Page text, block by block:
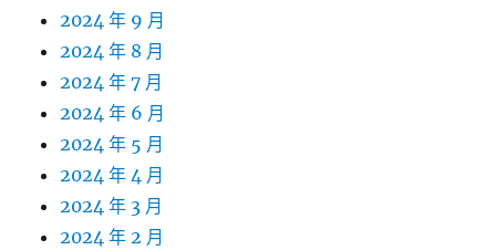
2024 年 9 月
2024 年 8 月
2024 年 7 月
2024 年 6 月
2024 年 5 月
2024 年 4 月
2024 年 3 月
2024 年 2 月